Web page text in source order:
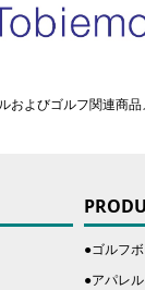
およびゴルフ関連商
●ゴルフ
●アパレル